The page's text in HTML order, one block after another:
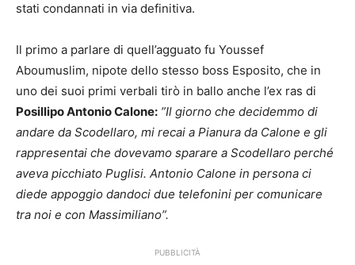
stati condannati in via definitiva.
Il primo a parlare di quell’agguato fu Youssef
Aboumuslim, nipote dello stesso boss Esposito, che in
uno dei suoi primi verbali tirò in ballo anche l’ex ras di
Posillipo Antonio Calone: ”Il giorno che decidemmo di
andare da Scodellaro, mi recai a Pianura da Calone e gli
rappresentai che dovevamo sparare a Scodellaro perché
aveva picchiato Puglisi. Antonio Calone in persona ci
diede appoggio dandoci due telefonini per comunicare
tra noi e con Massimiliano”.
PUBBLICITÀ